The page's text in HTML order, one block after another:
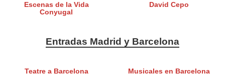
Escenas de la Vida
Conyugal
David Cepo
Entradas Madrid y Barcelona
Teatre a Barcelona Musicales en Barcelona